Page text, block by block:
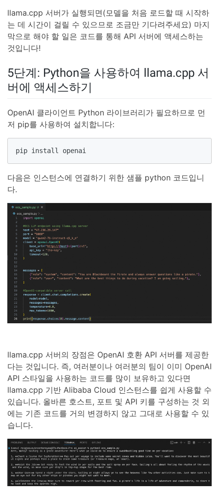
llama.cpp 서버가 실행되면(모델을 처음 로드할 때 시작하
는 데 시간이 걸릴 수 있으므로 조금만 기다려주세요) 마지
막으로 해야 할 일은 코드를 통해 API 서버에 액세스하는
것입니다!
5단계: Python을 사용하여 llama.cpp 서
버에 액세스하기
OpenAI 클라이언트 Python 라이브러리가 필요하므로 먼
저 pip를 사용하여 설치합니다:
pip install openai
다음은 인스턴스에 연결하기 위한 샘플 python 코드입니
다.
llama.cpp 서버의 장점은 OpenAI 호환 API 서버를 제공한
다는 것입니다. 즉, 여러분이나 여러분의 팀이 이미 OpenAI
API 스타일을 사용하는 코드를 많이 보유하고 있다면
llama.cpp 기반 Alibaba Cloud 인스턴스를 쉽게 사용할 수
있습니다. 올바른 호스트, 포트 및 API 키를 구성하는 것 외
에는 기존 코드를 거의 변경하지 않고 그대로 사용할 수 있
습니다.